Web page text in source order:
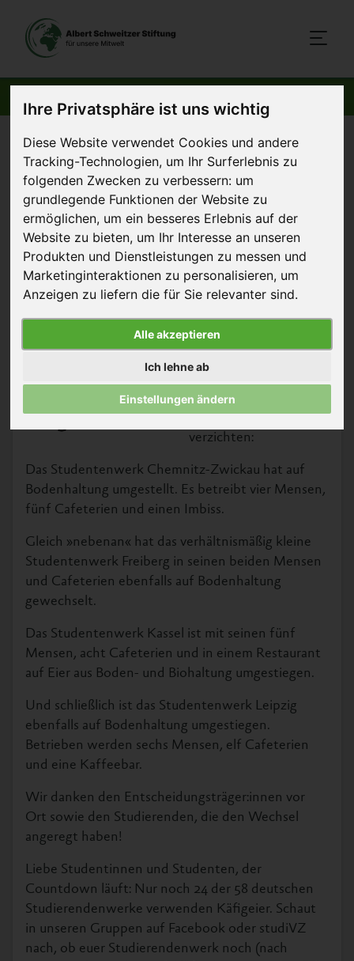
Ihre Privatsphäre ist uns wichtig
Diese Website verwendet Cookies und andere
Tracking-Technologien, um Ihr Surferlebnis zu
folgenden Zwecken zu verbessern: um
grundlegende Funktionen der Website zu
ermöglichen, um ein besseres Erlebnis auf der
Website zu bieten, um Ihr Interesse an unseren
Produkten und Dienstleistungen zu messen und
Marketinginteraktionen zu personalisieren, um
Anzeigen zu liefern die für Sie relevanter sind.
Alle akzeptieren
Ich lehne ab
Einstellungen ändern
Startseite >Aktuelles>Studentenwerke Chemnitz-Zwickau,
Freiberg, Kassel und Leipzig käfigfrei
28. Januar 2011 Artikel
Studentenwerke Chemnitz-
Zwickau, Freiberg, Kassel und
Leipzig käfigfrei
Initiative käfigfreie Mensa ©
Von vier weiteren
Studierendenwerken
Zeit erfahren, dass sie
auf Käfigeier
verzichten:
Das Studentenwerk Chemnitz-Zwickau hat auf
Bodenhaltung umgestellt. Es betreibt vier Mensen,
fünf Cafeterien und einen Imbiss.
Gleich »nebenan« hat das verhältnismäßig kleine
Studentenwerk Freiberg in seinen beiden Mensen
und Cafeterien ebenfalls auf Bodenhaltung
gewechselt.
Das Studentenwerk Kassel ist mit seinen fünf
Mensen, acht Cafeterien und in einem Restaurant
auf Eier aus Boden- und Biohaltung umgestiegen.
Und schließlich ist das Studentenwerk Leipzig
ebenfalls auf Bodenhaltung umgestiegen.
Betrieben werden sechs Mensen, elf Cafeterien
und eine Kaffeebar.
Wir danken den Entscheidungsträger:innen vor
Ort sowie den Studierenden, die den Wechsel
angeregt haben!
Liebe Studentinnen und Studenten, der
Countdown läuft: Nur noch 24 der 58 deutschen
Studierendenwerke verwenden Käfigeier. Schaut
in unseren Gruppen auf Facebook oder studiVZ
nach, ob euer Studierendenwerk noch (nach